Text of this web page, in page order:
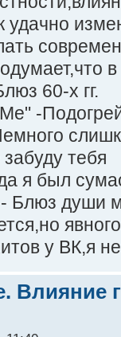
удачно
60-х гг.
-
тебя
я был
- Блюз души
у ВК,я
Влияние